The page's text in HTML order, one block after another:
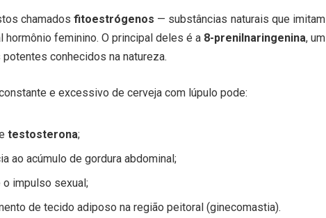
chamados fitoestrógenos — substâncias naturais que imitam
hormônio feminino. O principal deles é a 8-prenilnaringenina, um
conhecidos na natureza.
e excessivo de cerveja com lúpulo pode:
testosterona;
ao acúmulo de gordura abdominal;
o impulso sexual;
de tecido adiposo na região peitoral (ginecomastia).